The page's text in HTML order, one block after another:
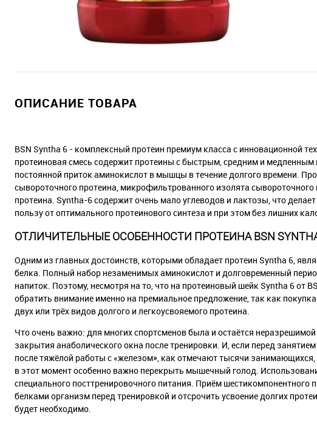
ОПИСАНИЕ ТОВАРА
BSN Syntha 6 - комплексный протеин премиум класса с инновационной
протеиновая смесь содержит протеины с быстрым, средним и
постоянной приток аминокислот в мышцы в течение долгого времени.
сывороточного протеина, микрофильтрованного изолята
протеина. Syntha-6 содержит очень мало углеводов и лактозы, что
пользу от оптимального протеинового синтеза и при этом без лишних
ОТЛИЧИТЕЛЬНЫЕ ОСОБЕННОСТИ ПРОТЕИНА BSN
Одним из главных достоинств, которыми обладает протеин Syntha 6,
белка. Полный набор незаменимых аминокислот и долговременный
напиток. Поэтому, несмотря на то, что на протеиновый шейк Syntha 6 от
обратить внимание именно на премиальное предложение, так как
двух или трёх видов долгого и легкоусвояемого протеина.
Что очень важно: для многих спортсменов была и остаётся
закрытия анаболического окна после тренировки. И, если перед
после тяжёлой работы с «железом», как отмечают тысячи
в этот момент особенно важно перекрыть мышечный голод.
специального посттренировочного питания. Приём
белками организм перед тренировкой и отсрочить усвоение долгих
будет необходимо.